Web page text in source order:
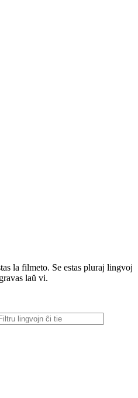
la filmeto. Se estas pluraj lingvoj
laŭ vi.